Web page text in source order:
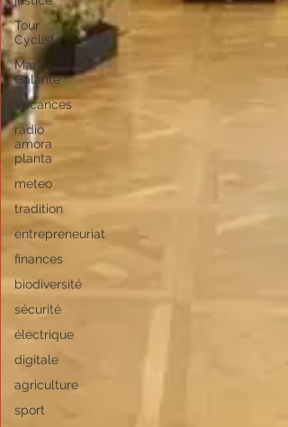
Tour
Cycliste
Marie-
Galante
Vacances
radio
amora
planta
meteo
tradition
entrepreneuriat
finances
biodiversité
sécurité
électrique
digitale
agriculture
sport